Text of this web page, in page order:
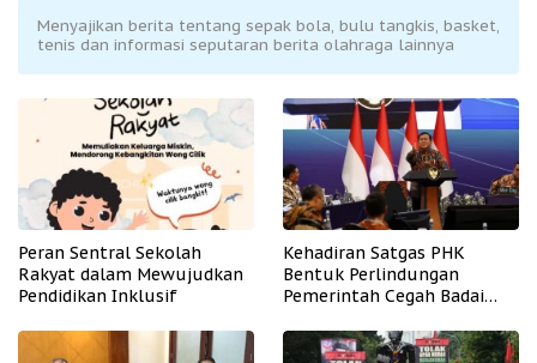
Menyajikan berita tentang sepak bola, bulu tangkis, basket,
tenis dan informasi seputaran berita olahraga lainnya
Peran Sentral Sekolah
Rakyat dalam Mewujudkan
Pendidikan Inklusif
Kehadiran Satgas PHK
Bentuk Perlindungan
Pemerintah Cegah Badai